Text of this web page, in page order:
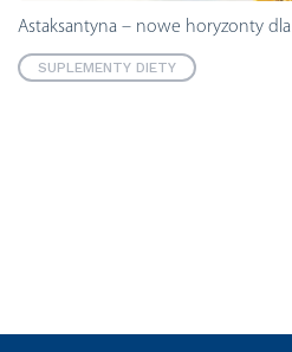
Astaksantyna – nowe horyzonty
SUPLEMENTY DIETY